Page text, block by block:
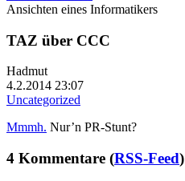
Ansichten eines Informatikers
TAZ über CCC
Hadmut
4.2.2014 23:07
Uncategorized
Mmmh. Nur’n PR-Stunt?
4 Kommentare (RSS-Feed)